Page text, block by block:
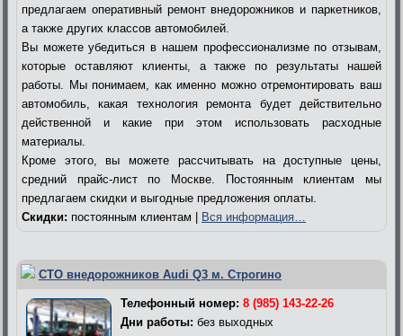
предлагаем оперативный ремонт внедорожников и паркетников,
а также других классов автомобилей.
Вы можете убедиться в нашем профессионализме по отзывам,
которые оставляют клиенты, а также по результаты нашей
работы. Мы понимаем, как именно можно отремонтировать ваш
автомобиль, какая технология ремонта будет действительно
действенной и какие при этом использовать расходные
материалы.
Кроме этого, вы можете рассчитывать на доступные цены,
средний прайс-лист по Москве. Постоянным клиентам мы
предлагаем скидки и выгодные предложения оплаты.
Скидки: постоянным клиентам | Вся информация…
СТО внедорожников Audi Q3 м. Строгино
Телефонный номер: 8 (985) 143-22-26
Дни работы: без выходных